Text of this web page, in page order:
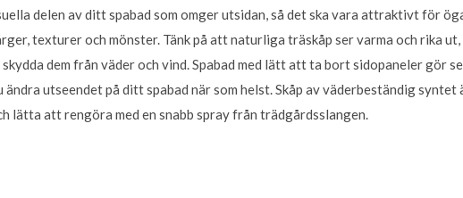
delen av ditt spabad som omger utsidan, så det ska vara attraktivt för
texturer och mönster. Tänk på att naturliga träskåp ser varma och rika
dem från väder och vind. Spabad med lätt att ta bort sidopaneler gör
ändra utseendet på ditt spabad när som helst. Skåp av väderbeständig syntet
lätta att rengöra med en snabb spray från trädgårdsslangen.